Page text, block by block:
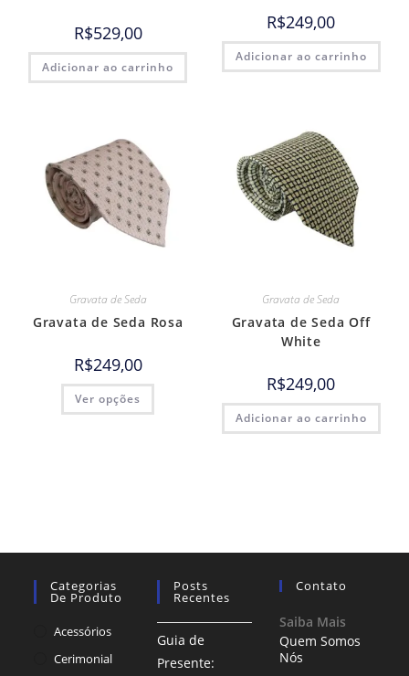
R$529,00
Adicionar ao carrinho
R$249,00
Adicionar ao carrinho
Gravata de Seda
Gravata de Seda Rosa
R$249,00
Ver opções
Gravata de Seda
Gravata de Seda Off
White
R$249,00
Adicionar ao carrinho
Categorias
De Produto
Acessórios
Cerimonial
Posts
Recentes
Guia de
Presente:
Contato
Saiba Mais
Quem Somos
Nós